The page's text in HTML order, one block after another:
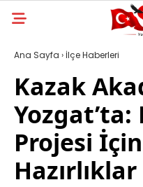
Ana Sayfa › İlçe Haberleri
Kazak
Yozgat’ta:
Projesi